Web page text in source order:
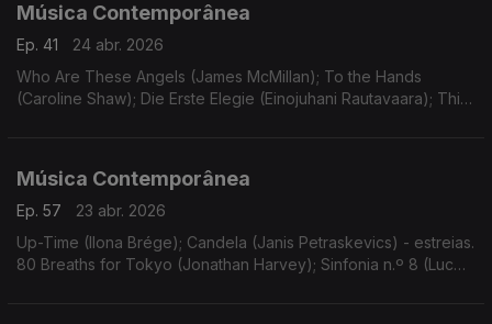
Música Contemporânea
Ep. 41
24 abr. 2026
Who Are These Angels (James McMillan); To the Hands
(Caroline Shaw); Die Erste Elegie (Einojuhani Rautavaara); Thin
Música Contemporânea
Ep. 57
23 abr. 2026
Up-Time (Ilona Brége); Candela (Janis Petraskevics) - estreias.
80 Breaths for Tokyo (Jonathan Harvey); Sinfonia n.º 8 (Luc